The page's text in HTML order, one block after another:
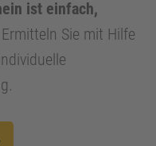
ist einfach,
Ermitteln Sie mit Hilfe